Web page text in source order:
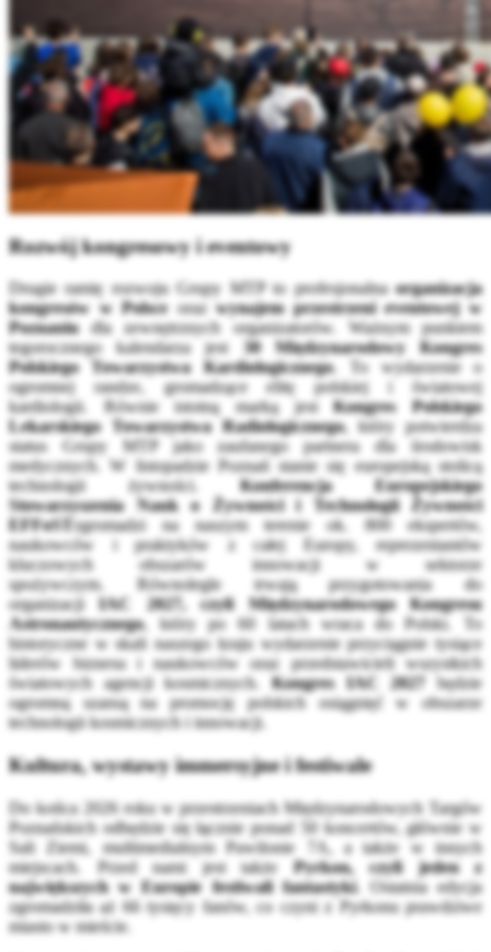
Rozwój kongresowy i eventowy
Drugie ramię rozwoju Grupy MTP to profesjonalnaorganizacja
kongresów w Polsceorazwynajem przestrzeni eventowej w
Poznaniudla zewnętrznych organizatorów. Ważnym punktem
tegorocznego kalendarza jest
30 Międzynarodowy Kongres
Polskiego Towarzystwa Kardiologicznego. To wydarzenie o
ogromnej randze, gromadzące elitę polskiej i światowej
kardiologii. Równie istotną marką jestKongres Polskiego
Lekarskiego Towarzystwa Radiologicznego, który potwierdza
status Grupy MTP jako zaufanego partnera dla środowisk
medycznych. W listopadzie Poznań stanie się europejską stolicą
technologii żywności.Konferencja Europejskiego
Stowarzyszenia Nauk o Żywności i Technologii Żywności
EFFoST zgromadzi na naszym terenie ok. 800 ekspertów,
naukowców i praktyków z całej Europy, reprezentantów
kluczowych obszarów innowacji w sektorze
spożywczym. Równolegle trwają przygotowania do
organizacjiIAC 2027, czyli Międzynarodowego Kongresu
Astronautycznego, który po 60 latach wraca do Polski. To
historyczne w skali naszego kraju wydarzenie przyciągnie tysiące
liderów biznesu i naukowców oraz przedstawicieli wszystkich
światowych agencji kosmicznych. Kongres IAC 2027 będzie
ogromną szansą na promocję polskich osiągnięć w obszarze
technologii kosmicznych i innowacji.
Kultura, wystawy immersyjne i festiwale
Do końca 2026 roku w przestrzeniach Międzynarodowych Targów
Poznańskich odbędzie się łącznie ponad 50 koncertów, głównie w
Sali Ziemi, multimedialnym Pawilonie 7A, a także w innych
miejscach. Przed nami jest także Pyrkon, czyli jeden z
największych w Europie festiwali fantastyki. Ostatnia edycja
zgromadziła aż 66 tysięcy fanów, co czyni z Pyrkonu prawdziwe
miasto w mieście.